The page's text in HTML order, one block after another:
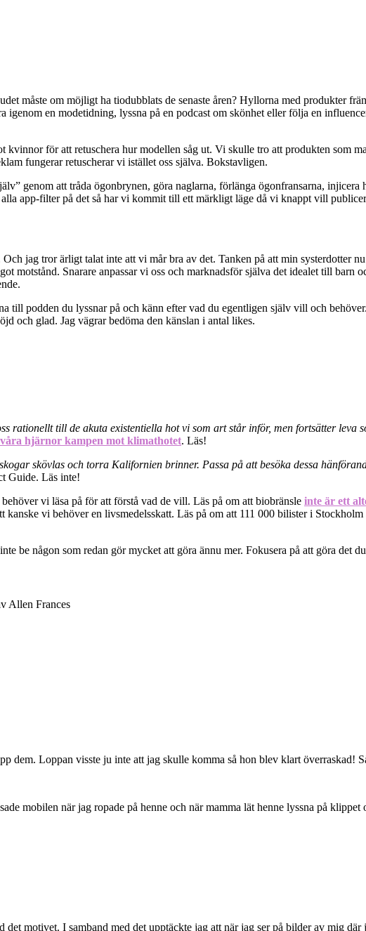
måste om möjligt ha tiodubblats de senaste åren? Hyllorna med produkter
en modetidning, lyssna på en podcast om skönhet eller följa en
för att retuschera hur modellen såg ut. Vi skulle tro att produkten som
fungerar retuscherar vi istället oss själva. Bokstavligen.
genom att tråda ögonbrynen, göra naglarna, förlänga ögonfransarna, injicera
app-filter på det så har vi kommit till ett märkligt läge då vi knappt vill
jag tror ärligt talat inte att vi mår bra av det. Tanken på att min systerdotter
motstånd. Snarare anpassar vi oss och marknadsför själva det idealet till barn
podden du lyssnar på och känn efter vad du egentligen själv vill och
och glad. Jag vägrar bedöma den känslan i antal likes.
rationellt till de akuta existentiella hot vi som art står inför, men fortsätter leva
hjärnor kampen mot klimathotet. Läs!
skövlas och torra Kalifornien brinner. Passa på att besöka dessa
Guide. Läs inte!
vi läsa på för att förstå vad de vill. Läs på om att biobränsle inte är ett
vi behöver en livsmedelsskatt. Läs på om att 111 000 bilister i
be någon som redan gör mycket att göra ännu mer. Fokusera på att göra det
Allen Frances
dem. Loppan visste ju inte att jag skulle komma så hon blev klart överraskad!
mobilen när jag ropade på henne och när mamma lät henne lyssna på
motivet. I samband med det upptäckte jag att när jag ser på bilder av mig